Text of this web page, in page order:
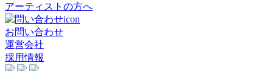
アーティストの方へ
お問い合わせ
運営会社
採用情報